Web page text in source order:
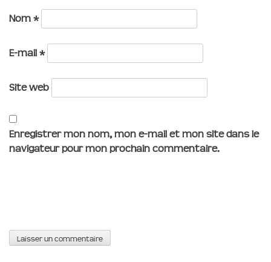
Nom *
E-mail *
Site web
Enregistrer mon nom, mon e-mail et mon site dans le
navigateur pour mon prochain commentaire.